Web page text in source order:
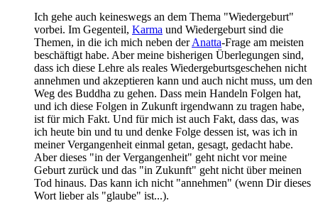
Ich gehe auch keineswegs an dem Thema "Wiedergeburt"
vorbei. Im Gegenteil, Karma und Wiedergeburt sind die
Themen, in die ich mich neben derAnatta-Frage am meisten
beschäftigt habe. Aber meine bisherigen Überlegungen sind,
dass ich diese Lehre als reales Wiedergeburtsgeschehen nicht
annehmen und akzeptieren kann und auch nicht muss, um den
Weg des Buddha zu gehen. Dass mein Handeln Folgen hat,
und ich diese Folgen in Zukunft irgendwann zu tragen habe,
ist für mich Fakt. Und für mich ist auch Fakt, dass das, was
ich heute bin und tu und denke Folge dessen ist, was ich in
meiner Vergangenheit einmal getan, gesagt, gedacht habe.
Aber dieses "in der Vergangenheit" geht nicht vor meine
Geburt zurück und das "in Zukunft" geht nicht über meinen
Tod hinaus. Das kann ich nicht "annehmen" (wenn Dir dieses
Wort lieber als "glaube" ist...).